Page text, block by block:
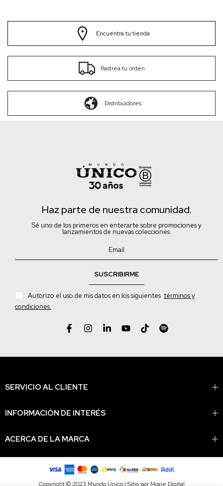
Encuentra tu tienda
Rastrea tu orden
Distribuidores
Haz parte de nuestra comunidad.
Sé uno de los primeros en enterarte sobre promociones y
lanzamientos de nuevas colecciones.
SUSCRIBIRME
Autorizo el uso de mis datos en los siguientes términos y
condiciones.
SERVICIO AL CLIENTE
INFORMACIÓN DE INTERÉS
ACERCA DE LA MARCA
Copyright © 2023 Mundo Único | Sitio por Moxie Digital